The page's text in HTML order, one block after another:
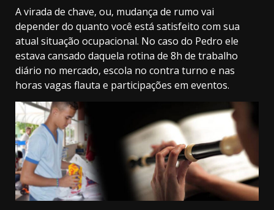
A virada de chave, ou, mudança de rumo vai
depender do quanto você está satisfeito com sua
atual situação ocupacional. No caso do Pedro ele
estava cansado daquela rotina de 8h de trabalho
diário no mercado, escola no contra turno e nas
horas vagas flauta e participações em eventos.